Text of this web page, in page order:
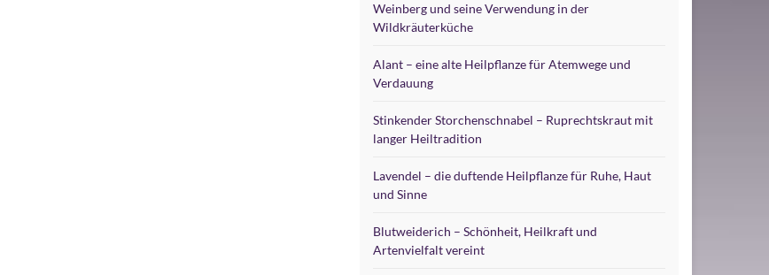
Weinberg und seine Verwendung in der
Wildkräuterküche
Alant – eine alte Heilpflanze für Atemwege und
Verdauung
Stinkender Storchenschnabel – Ruprechtskraut mit
langer Heiltradition
Lavendel – die duftende Heilpflanze für Ruhe, Haut
und Sinne
Blutweiderich – Schönheit, Heilkraft und
Artenvielfalt vereint